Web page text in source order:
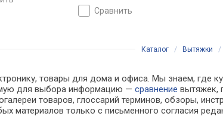
сравнить
Каталог / Вытяжки /
товары для дома и офиса. Мы знаем, где
для выбора информацию —сравнение вытяжек,
товаров, глоссарий терминов, обзоры,
материалов только с письменного согласия